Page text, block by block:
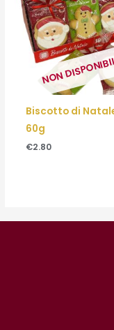
NON
Biscotto di
60g
€2.80